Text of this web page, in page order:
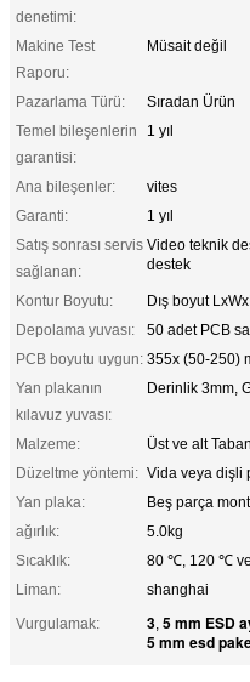
denetimi:
Makine Test
Raporu:
Müsait değil
Pazarlama Türü:
Sıradan Ürün
Temel bileşenlerin
garantisi:
1 yıl
Ana bileşenler:
vites
Garanti:
1 yıl
Satış sonrası servis
sağlanan:
Video teknik
destek
Kontur Boyutu:
Dış boyut
Depolama yuvası:
50 adet PCB
PCB boyutu uygun: 355x (50-250)
Yan plakanın
kılavuz yuvası:
Derinlik 3mm,
Malzeme:
Üst ve alt
Düzeltme yöntemi: Vida veya dişli
Yan plaka:
Beş parça
ağırlık:
5.0kg
Sıcaklık:
80 ℃, 120 ℃
Liman:
shanghai
Vurgulamak:
3, 5 mm ESD
5 mm esd